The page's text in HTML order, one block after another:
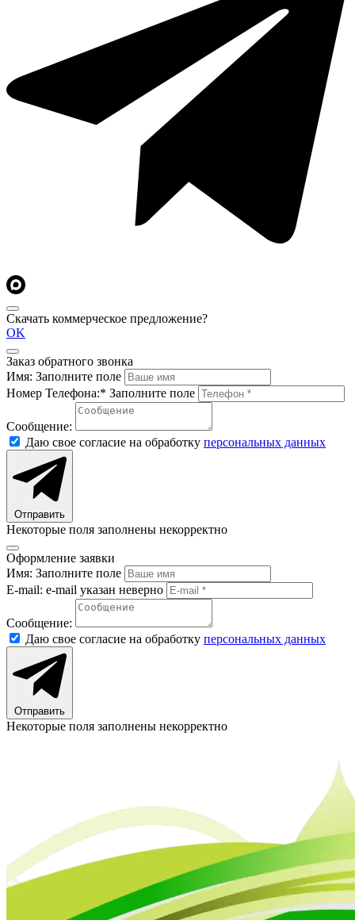
Скачать коммерческое предложение?
OK
Заказ обратного звонка
Имя: Заполните поле
Номер Телефона:* Заполните поле
Сообщение:
Даю свое согласие на обработку персональных данных
Отправить
Некоторые поля заполнены некорректно
Оформление заявки
Имя: Заполните поле
E-mail: e-mail указан неверно
Сообщение:
Даю свое согласие на обработку персональных данных
Отправить
Некоторые поля заполнены некорректно